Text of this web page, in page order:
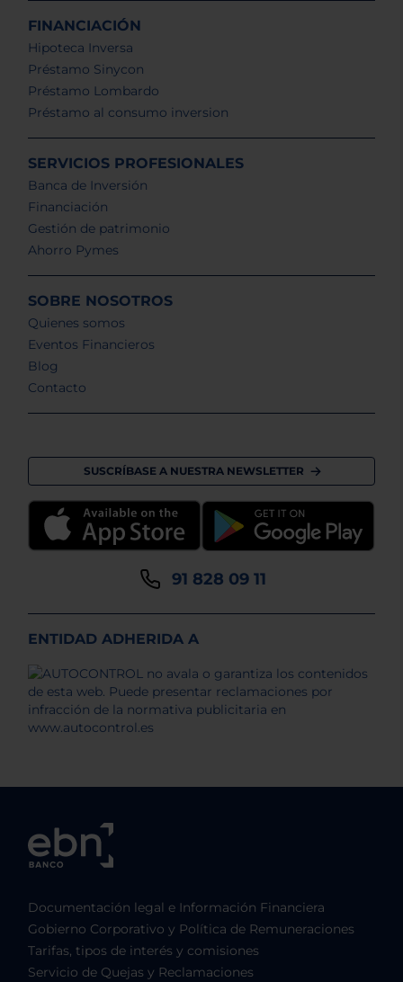
FINANCIACIÓN
Hipoteca Inversa
Préstamo Sinycon
Préstamo Lombardo
Préstamo al consumo inversion
SERVICIOS PROFESIONALES
Banca de Inversión
Financiación
Gestión de patrimonio
Ahorro Pymes
SOBRE NOSOTROS
Quienes somos
Eventos Financieros
Blog
Contacto
SUSCRÍBASE A NUESTRA NEWSLETTER
91 828 09 11
ENTIDAD ADHERIDA A
Documentación legal e Información Financiera
Gobierno Corporativo y Política de Remuneraciones
Tarifas, tipos de interés y comisiones
Servicio de Quejas y Reclamaciones